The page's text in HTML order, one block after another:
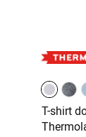
T-shirt